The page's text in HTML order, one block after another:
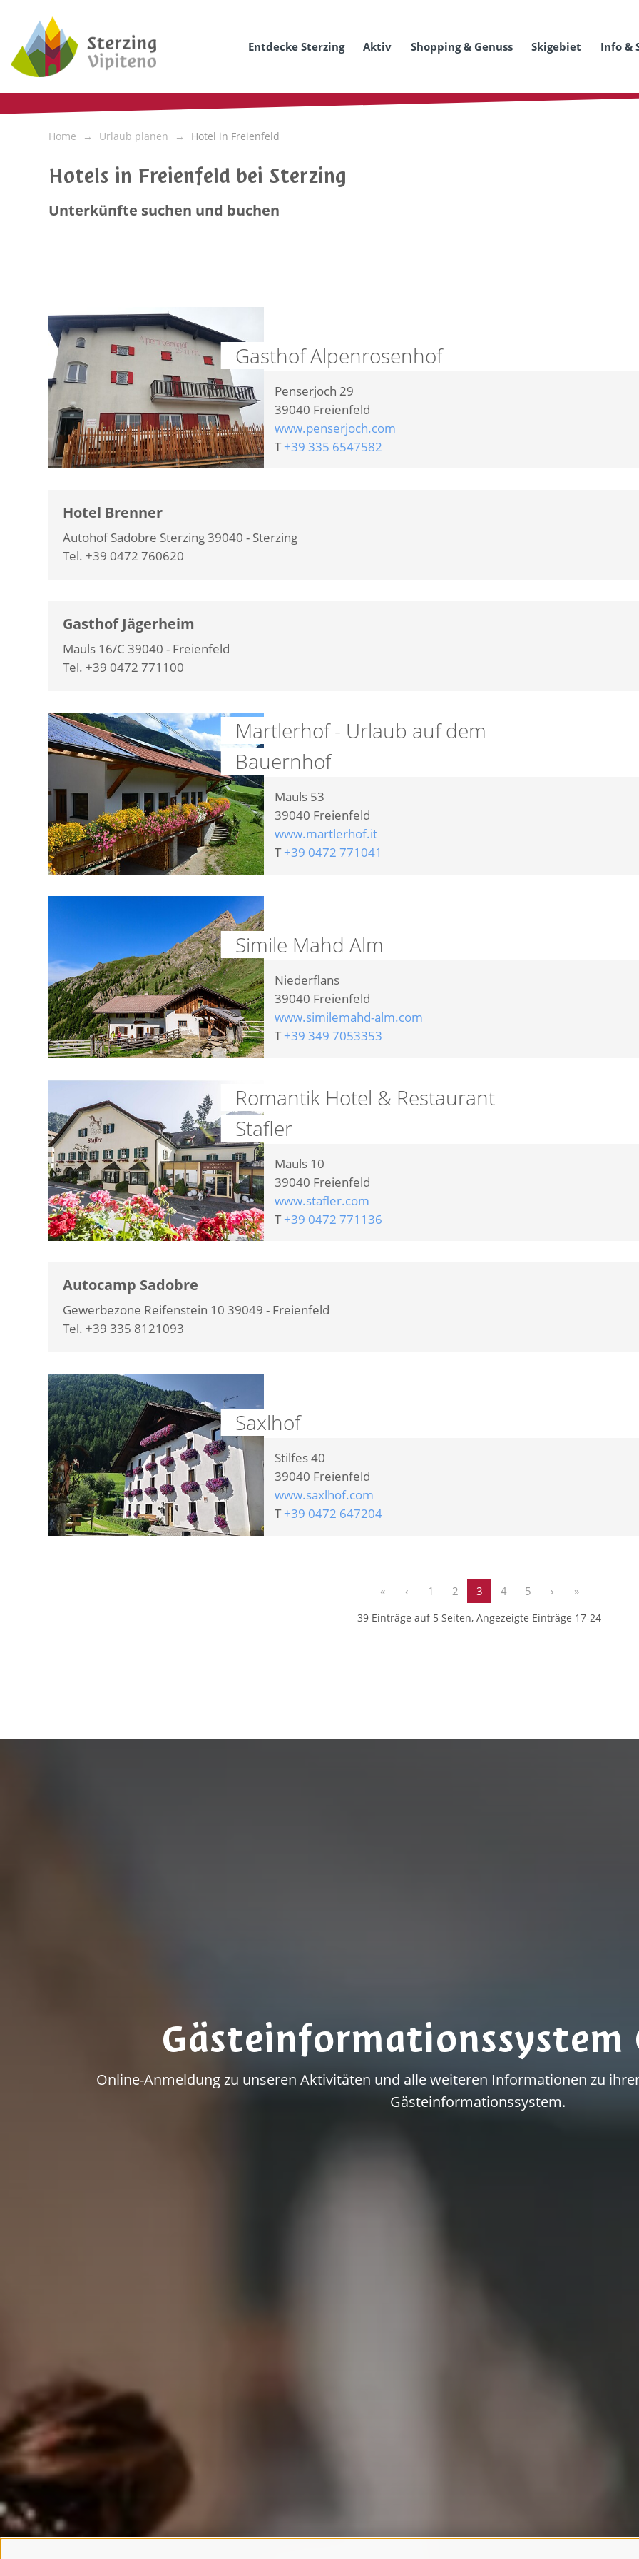
Entdecke Sterzing Aktiv Shopping & Genuss Skigebiet Info &
Home Urlaub planen Hotel in Freienfeld
Hotels in Freienfeld bei Sterzing
Unterkünfte suchen und buchen
Gasthof Alpenrosenhof
Penserjoch 29
39040 Freienfeld
www.penserjoch.com
T+39 335 6547582
Hotel Brenner
Autohof Sadobre Sterzing 39040 - Sterzing
Tel. +39 0472 760620
Gasthof Jägerheim
Mauls 16/C 39040 - Freienfeld
Tel. +39 0472 771100
Martlerhof - Urlaub auf dem
Bauernhof
Mauls 53
39040 Freienfeld
www.martlerhof.it
T+39 0472 771041
Simile Mahd Alm
Niederflans
39040 Freienfeld
www.similemahd-alm.com
T+39 349 7053353
Romantik Hotel & Restaurant
Stafler
Mauls 10
39040 Freienfeld
www.stafler.com
T+39 0472 771136
Autocamp Sadobre
Gewerbezone Reifenstein 10 39049 - Freienfeld
Tel. +39 335 8121093
Saxlhof
Stilfes 40
39040 Freienfeld
www.saxlhof.com
T+39 0472 647204
« ‹ 1 2 3 4 5 › »
39 Einträge auf 5 Seiten, Angezeigte Einträge 17-24
Gästeinformationssystem
Online-Anmeldung zu unseren Aktivitäten und alle weiteren Informationen zu
Gästeinformationssystem.